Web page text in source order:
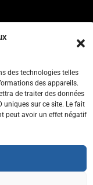
des technologies telles
des appareils.
de traiter des données
uniques sur ce site. Le fait
peut avoir un effet négatif